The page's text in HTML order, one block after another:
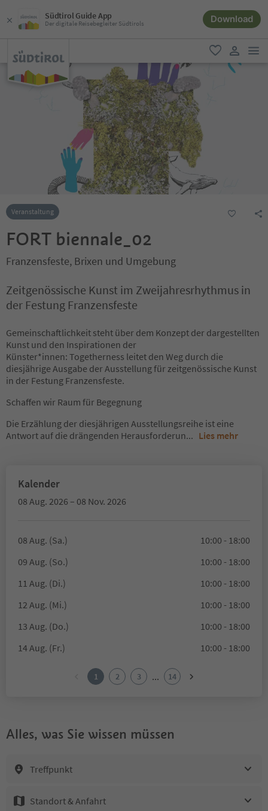
Südtirol Guide App
Der digitale Reisebegleiter Südtirols Download
favorit
user link
Veranstaltung
FORT biennale_02
Franzensfeste, Brixen und Umgebung
Zeitgenössische Kunst im Zweijahresrhythmus in
der Festung Franzensfeste
Gemeinschaftlichkeit steht über dem Konzept der dargestellten
Kunst und den Inspirationen der
Künster*innen: Togetherness leitet den Weg durch die
diesjährige Ausgabe der Ausstellung für zeitgenössische Kunst
in der Festung Franzensfeste.
Schaffen wir Raum für Begegnung
Die Erzählung der diesjährigen Ausstellungsreihe ist eine
Antwort auf die drängenden Herausforderun... Lies mehr
Kalender
08 Aug. 2026 – 08 Nov. 2026
08 Aug. (Sa.)
10:00 - 18:00
09 Aug. (So.)
10:00 - 18:00
11 Aug. (Di.)
10:00 - 18:00
12 Aug. (Mi.)
10:00 - 18:00
13 Aug. (Do.)
10:00 - 18:00
14 Aug. (Fr.)
10:00 - 18:00
1 2 3 ... 14
Alles, was Sie wissen müssen
Treffpunkt
Standort & Anfahrt